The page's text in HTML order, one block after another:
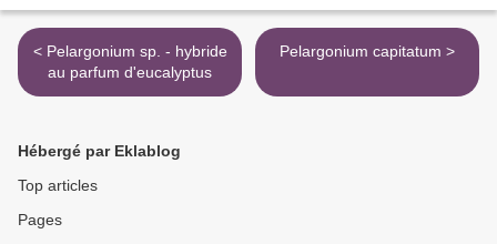
< Pelargonium sp. - hybride
au parfum d'eucalyptus
Pelargonium capitatum >
Hébergé par Eklablog
Top articles
Pages